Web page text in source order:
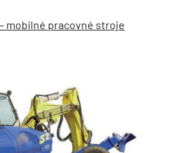
mobilné pracovné stroje